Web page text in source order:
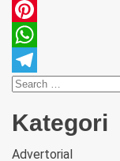
Email
Pinterest
WhatsApp
Telegram
Kategori
Advertorial